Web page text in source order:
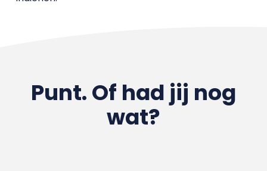
Punt. Of had jij nog
wat?